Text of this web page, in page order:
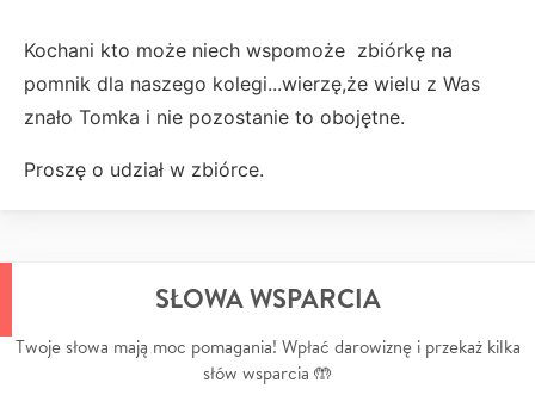
Kochani kto może niech wspomoże zbiórkę na
pomnik dla naszego kolegi...wierzę,że wielu z Was
znało Tomka i nie pozostanie to obojętne.
Proszę o udział w zbiórce.
SŁOWA WSPARCIA
Twoje słowa mają moc pomagania! Wpłać darowiznę i przekaż kilka
słów wsparcia 🤲